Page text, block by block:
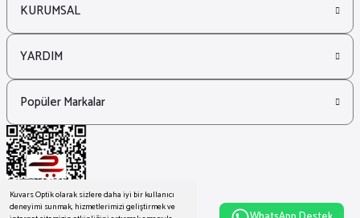
Kuvars Optik olarak sizlere daha iyi bir kullanıcı
deneyimi sunmak, hizmetlerimizi geliştirmek ve
₺ 16.177
₺ 11.765
Marc Jacobs MJ 1112/S Leopar Cat Eye Kadın Güneş Gözlüğü
₺ 11.304
₺ 8.221
KURUMSAL
YARDIM
Popüler Markalar